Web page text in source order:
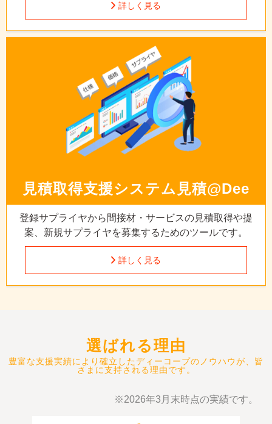
詳しく見る
見積取得支援システム 見積@Dee
登録サプライヤから間接材・サービスの見積取得や提
案、 新規サプライヤを募集するためのツールです。
詳しく見る
選ばれる理由
豊富な支援実績により確立したディーコープのノウハウが、皆
さまに支持される理由です。
※2026年3月末時点の実績です。